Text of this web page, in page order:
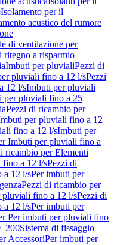
Isolamento per il
acustico del rumore
di ventilazione per
ritegno a risparmio
Imbuti per pluvialiPezzi di
pluviali fino a 12 l/sPezzi
12 l/sImbuti per pluviali
per pluviali fino a 25
Pezzi di ricambio per
per pluviali fino a 12
fino a 12 l/sImbuti per
Imbuti per pluviali fino a
ricambio per Elementi
fino a 12 l/sPezzi di
a 12 l/sPer imbuti per
Pezzi di ricambio per
pluviali fino a 12 l/sPezzi di
a 12 l/sPer imbuti per
Per imbuti per pluviali fino
Sistema di fissaggio
AccessoriPer imbuti per